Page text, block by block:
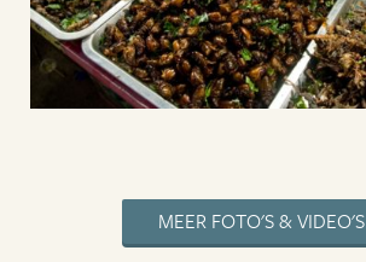
MEER FOTO'S & VIDEO'S